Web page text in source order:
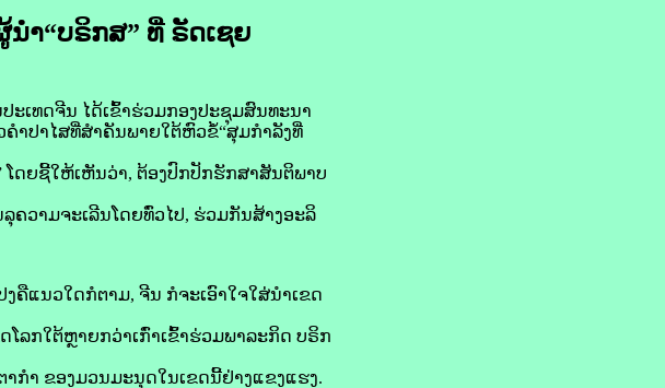
ຳ“ບຣິກ​​ສ” ທີ່ ຣັດເຊຍ
ະເທດ​ຈີນ​ ໄດ້​ເຂົ້າ​ຮ່ວມ​ກອງ​ປະຊຸມ​ສົນທະນາ
ຳ​ປາ​ໄສ​ທີ່​ສຳຄັນ​ພາຍ​ໃຕ້​ຫົວຂໍ້“ສຸມ​ກຳລັງ​ທີ່​
ດຍ​ຊີ້​ໃຫ້​ເຫັນ​ວ່າ, ຕ້ອງ​ປົກ​ປັກ​ຮັກສາ​ສັນຕິພາບ​
າມ​ຈະເລີນ​ໂດຍ​ທົ່ວ​ໄປ, ຮ່ວມ​ກັນ​ສ້າງ​ອະລິ
ແນວໃດ​ກໍ​ຕາມ, ຈີນ ​ກໍ​ຈະ​ເອົາໃຈໃສ່​ນຳ​ເຂດ​
ລກ​ໃຕ້​ຫຼາຍ​ກວ່າ​ເກົ່າ​ເຂົ້າ​ຮ່ວມ​ພາລະກິດ​ ບຣິກ​​
ກຳ​ ຂອງ​ມວນ​ມະນຸດໃນເຂດນີ້ຢ່າງແຂງແຮງ.